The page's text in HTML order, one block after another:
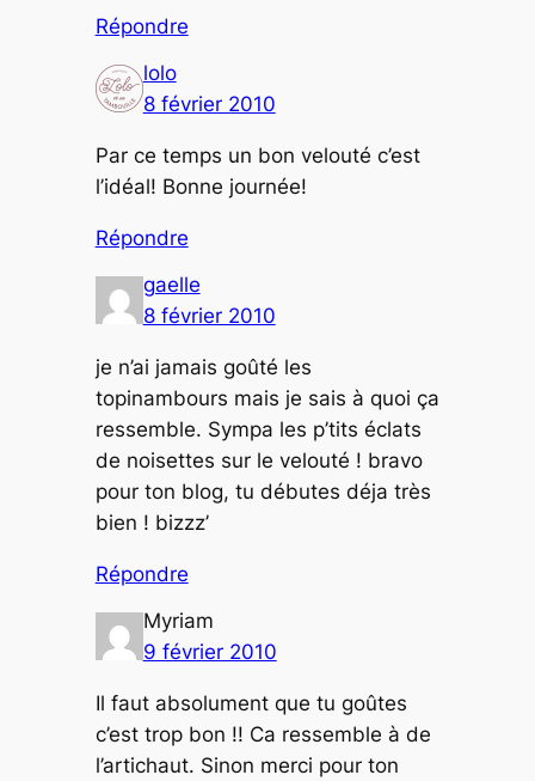
Répondre
lolo
8 février 2010
Par ce temps un bon velouté c’est
l’idéal! Bonne journée!
Répondre
gaelle
8 février 2010
je n’ai jamais goûté les
topinambours mais je sais à quoi ça
ressemble. Sympa les p’tits éclats
de noisettes sur le velouté ! bravo
pour ton blog, tu débutes déja très
bien ! bizzz’
Répondre
Myriam
9 février 2010
Il faut absolument que tu goûtes
c’est trop bon !! Ca ressemble à de
l’artichaut. Sinon merci pour ton